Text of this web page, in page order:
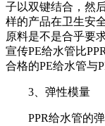
子以双键结合，然
样的产品在卫生安
原料是不是合乎要
宣传PE给水管比PPR
合格的PE给水管与
3 、弹性模量
PPR给水管的